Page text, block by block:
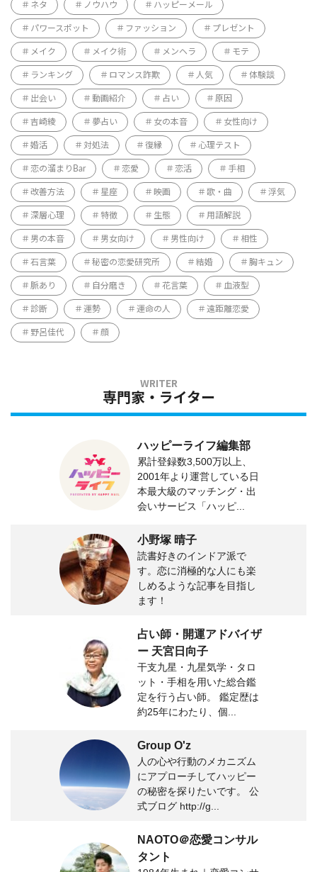
ネタ ノウハウ ハッピーメール
パワースポット ファッション プレゼント
メイク メイク術 メンヘラ モテ
ランキング ロマンス詐欺 人気 体験談
出会い 動画紹介 占い 原因
吉崎綾 夢占い 女の本音 女性向け
婚活 対処法 復縁 心理テスト
恋の溜まりBar 恋愛 恋活 手相
改善方法 星座 映画 歌・曲 浮気
深層心理 特徴 生態 用語解説
男の本音 男女向け 男性向け 相性
石言葉 秘密の恋愛研究所 結婚 胸キュン
脈あり 自分磨き 花言葉 血液型
診断 運勢 運命の人 遠距離恋愛
野呂佳代 顔
専門家・ライター
ハッピーライフ編集部
累計登録数3,500万以上、
2001年より運営している日
本最大級のマッチング・出
会いサービス「ハッピ...
小野塚 晴子
読書好きのインドア派で
す。恋に消極的な人にも楽
しめるような記事を目指し
ます！
占い師・開運アドバイザ
ー 天宮日向子
干支九星・九星気学・タロ
ット・手相を用いた総合鑑
定を行う占い師。 鑑定歴は
約25年にわたり、個...
Group O'z
人の心や行動のメカニズム
にアプローチしてハッピー
の秘密を探りたいです。 公
式ブログ http://g...
NAOTO＠恋愛コンサル
タント